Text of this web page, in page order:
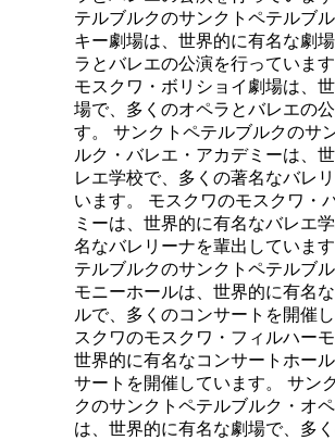
テルブルクのサンクトペテルブ
キー劇場は、世界的に有名な劇
ラとバレエの公演を行っていま
モスクワ・ボリショイ劇場は、
場で、多くのオペラとバレエの
す。 サンクトペテルブルクのサ
ルク・バレエ・アカデミーは、
レエ学校で、多くの著名なバレ
います。 モスクワのモスクワ・
ミーは、世界的に有名なバレエ
名なバレリーナを輩出していま
テルブルクのサンクトペテルブ
モニーホールは、世界的に有名
ルで、多くのコンサートを開催
スクワのモスクワ・フィルハーモ
世界的に有名なコンサートホー
サートを開催しています。 サン
クのサンクトペテルブルク・オ
は、世界的に有名な劇場で、多